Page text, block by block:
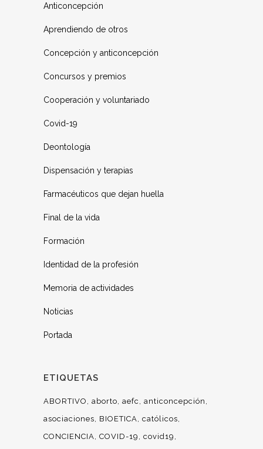
Anticoncepción
Aprendiendo de otros
Concepción y anticoncepción
Concursos y premios
Cooperación y voluntariado
Covid-19
Deontología
Dispensación y terapias
Farmacéuticos que dejan huella
Final de la vida
Formación
Identidad de la profesión
Memoria de actividades
Noticias
Portada
ETIQUETAS
ABORTIVO aborto aefc
anticoncepción
asociaciones
BIOETICA católicos
CONCIENCIA COVID-19
covid19